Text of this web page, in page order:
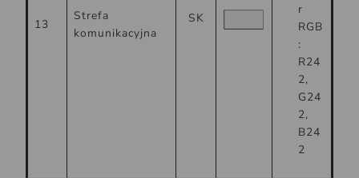
13
Strefa
komunikacyjna
SK
r
RGB
:
R24
2,
G24
2,
B24
2